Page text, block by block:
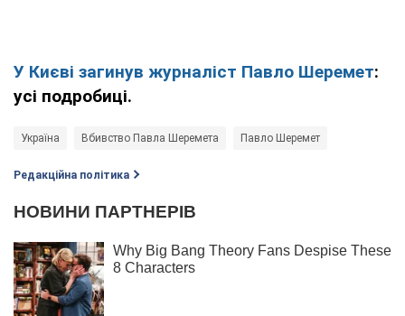
У Києві загинув журналіст Павло Шеремет:
усі подробиці.
Україна Вбивство Павла Шеремета Павло Шеремет
Редакційна політика